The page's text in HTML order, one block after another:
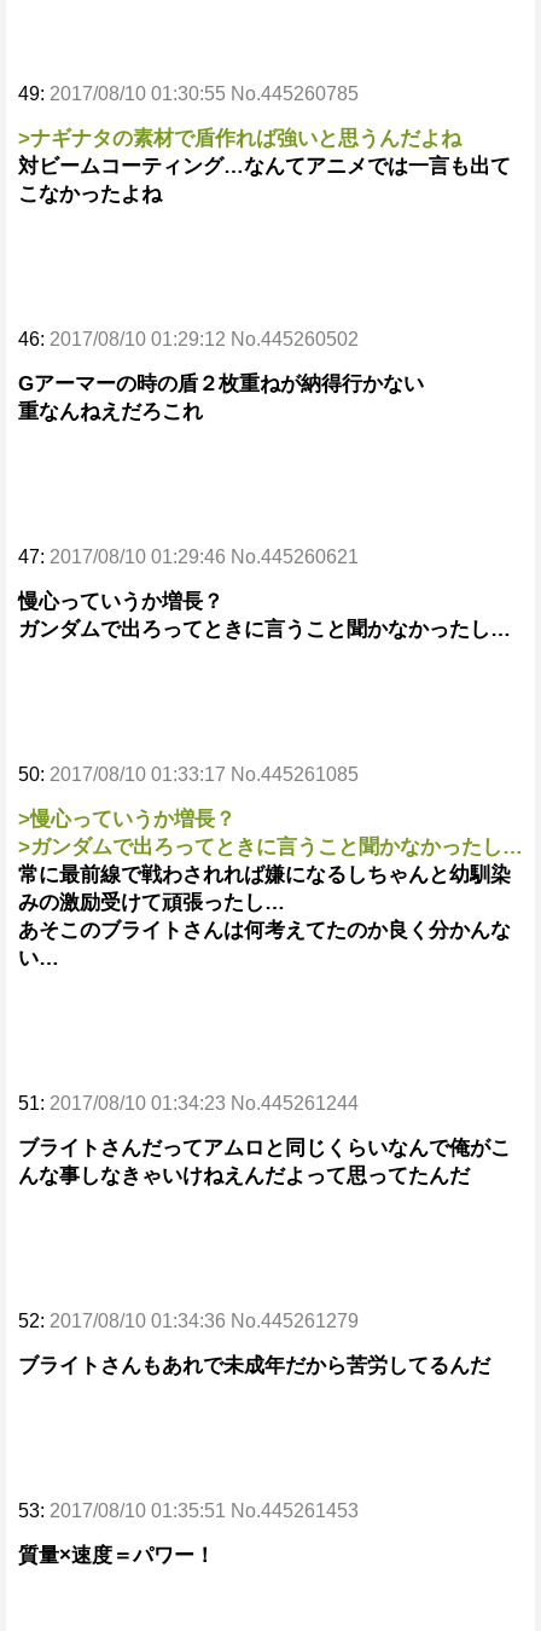
49: 2017/08/10 01:30:55 No.445260785
>ナギナタの素材で盾作れば強いと思うんだよね
対ビームコーティング…なんてアニメでは一言も出て
こなかったよね
46: 2017/08/10 01:29:12 No.445260502
Gアーマーの時の盾２枚重ねが納得行かない
重なんねえだろこれ
47: 2017/08/10 01:29:46 No.445260621
慢心っていうか増長？
ガンダムで出ろってときに言うこと聞かなかったし…
50: 2017/08/10 01:33:17 No.445261085
>慢心っていうか増長？
>ガンダムで出ろってときに言うこと聞かなかったし…
常に最前線で戦わされれば嫌になるしちゃんと幼馴染
みの激励受けて頑張ったし…
あそこのブライトさんは何考えてたのか良く分かんな
い…
51: 2017/08/10 01:34:23 No.445261244
ブライトさんだってアムロと同じくらいなんで俺がこ
んな事しなきゃいけねえんだよって思ってたんだ
52: 2017/08/10 01:34:36 No.445261279
ブライトさんもあれで未成年だから苦労してるんだ
53: 2017/08/10 01:35:51 No.445261453
質量×速度＝パワー！